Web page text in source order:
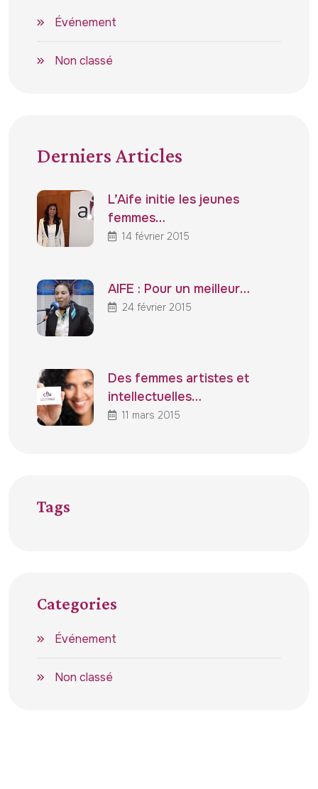
Événement
Non classé
Derniers Articles
L’Aife initie les jeunes
femmes…
14 février 2015
AIFE : Pour un meilleur…
24 février 2015
Des femmes artistes et
intellectuelles…
11 mars 2015
Tags
Categories
Événement
Non classé